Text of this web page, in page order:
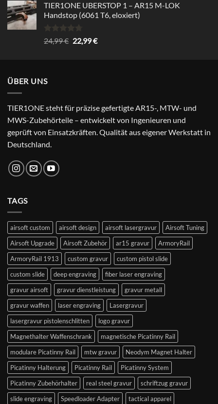
was:
29,99 €.
is:
24,99 €.
TIER1ONE UBERSTOP 1 – AR15 M-LOK
Handstop (6061 T6, eloxiert)
Rated4.67
out of 5
24,99€ Original
22,99€Current
ÜBER UNS
TIER1ONE steht für präzise gefertigte AR15-, MTW- und
MWS-Zubehörteile – entwickelt von Ingenieuren und
geprüft von Einsatzkräften. Qualität aus eigener Werkstatt in
Deutschland.
TAGS
airsoft custom airsoft design airsoft lasergravur
Airsoft Tuning
Airsoft Upgrade
Airsoft Zubehör ar15 gravur
ArmoryRail
ArmoryRail 1913
custom gravur
custom pistol slide
custom slide
deep engraving
fiber laser engraving
gravur airsoft
gravur dienstleistung
gravur metall
gravur waffen
laser engraving
Lasergravur
lasergravur pistolenschlitten
logo gravur
Magnethalter Waffenschrank
magnetische Picatinny Rail
modulare Picatinny Rail
mtw gravur
Neodym Magnet Halter
Picatinny Halterung
Picatinny Rail
Picatinny System
Picatinny Zubehörhalter
real steel gravur
schriftzug gravur
slide engraving
Speedloader Adapter
tactical apparel